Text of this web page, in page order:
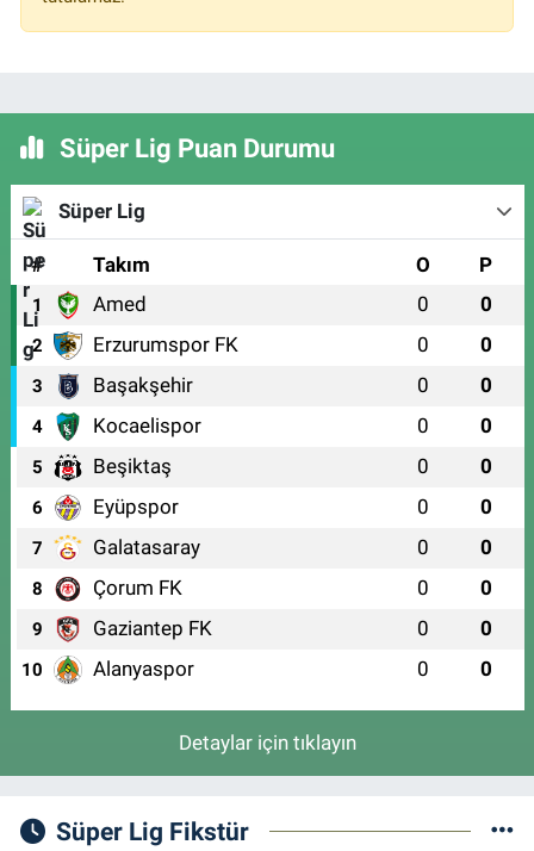
Süper Lig Puan Durumu
Süper Lig
# Takım O P
1 Amed 0 0
2 Erzurumspor FK 0 0
3 Başakşehir 0 0
4 Kocaelispor 0 0
5 Beşiktaş 0 0
6 Eyüpspor 0 0
7 Galatasaray 0 0
8 Çorum FK 0 0
9 Gaziantep FK 0 0
10 Alanyaspor 0 0
Detaylar için tıklayın
Süper Lig Fikstür